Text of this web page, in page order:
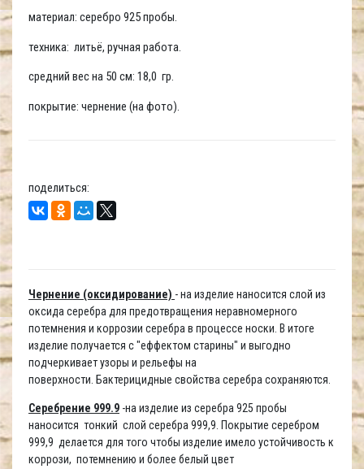
материал: серебро 925 пробы.
техника: литьё, ручная работа.
средний вес на 50 см: 18,0 гр.
покрытие: чернение (на фото).
поделиться:
Чернение (оксидирование) - на изделие наносится слой из
оксида серебра для предотвращения неравномерного
потемнения и коррозии серебра в процессе носки. В итоге
изделие получается с "еффектом старины" и выгодно
подчеркивает узоры и рельефы на
поверхности. Бактерицидные свойства серебра сохраняются.
Серебрение 999.9 -на изделие из серебра 925 пробы
наносится тонкий слой серебра 999,9. Покрытие серебром
999,9 делается для того чтобы изделие имело устойчивость к
коррози, потемнению и более белый цвет